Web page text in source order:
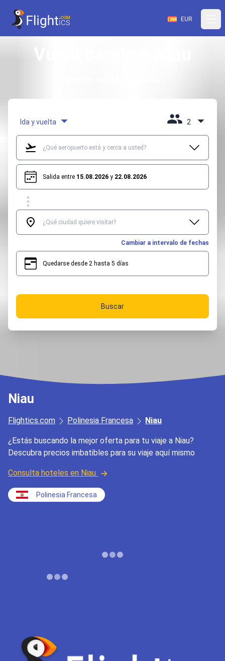
EUR
Vuelo barato a Niau
Ida y vuelta 2
Salida entre 15.08.2026 y 22.08.2026
Cambiar a intervalo de fechas
Quedarse desde 2 hasta 5 días
Buscar
Niau
Flightics.com Polinesia Francesa Niau
¿Estás buscando la mejor oferta para tu viaje a Niau?
Descubra precios imbatibles para su viaje aquí mismo
Consulta hoteles en Niau
Polinesia Francesa